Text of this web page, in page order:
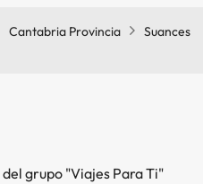
Cantabria Provincia
Suances
grupo "Viajes Para Ti"